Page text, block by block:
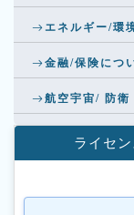
エネルギー/環
金融/保険につ
航空宇宙/ 防衛
ライセ